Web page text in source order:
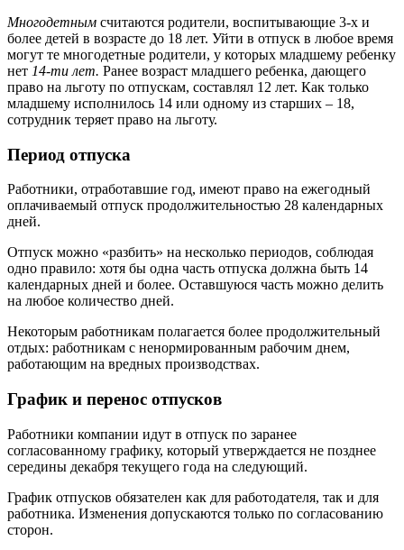
Многодетным считаются родители, воспитывающие 3-х и
более детей в возрасте до 18 лет. Уйти в отпуск в любое время
могут те многодетные родители, у которых младшему ребенку
нет 14-ти лет. Ранее возраст младшего ребенка, дающего
право на льготу по отпускам, составлял 12 лет. Как только
младшему исполнилось 14 или одному из старших – 18,
сотрудник теряет право на льготу.
Период отпуска
Работники, отработавшие год, имеют право на ежегодный
оплачиваемый отпуск продолжительностью 28 календарных
дней.
Отпуск можно «разбить» на несколько периодов, соблюдая
одно правило: хотя бы одна часть отпуска должна быть 14
календарных дней и более. Оставшуюся часть можно делить
на любое количество дней.
Некоторым работникам полагается более продолжительный
отдых: работникам с ненормированным рабочим днем,
работающим на вредных производствах.
График и перенос отпусков
Работники компании идут в отпуск по заранее
согласованному графику, который утверждается не позднее
середины декабря текущего года на следующий.
График отпусков обязателен как для работодателя, так и для
работника. Изменения допускаются только по согласованию
сторон.